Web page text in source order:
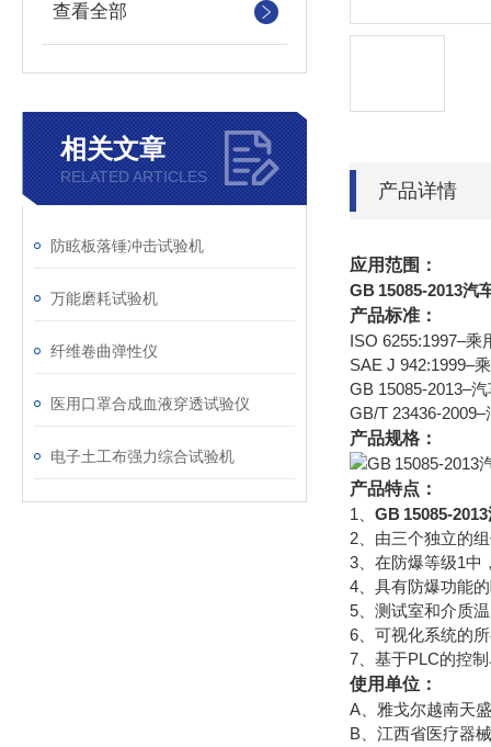
查看全部
相关文章
RELATED ARTICLES
防眩板落锤冲击试验机
万能磨耗试验机
纤维卷曲弹性仪
医用口罩合成血液穿透试验仪
电子土工布强力综合试验机
产品详情
应用范围：
GB 15085‑2013汽
产品标准：
ISO 6255:1997–
SAE J 942:1999–
GB 15085‑2013–
GB/T
产品规格：
产品特点：
1、 GB
2、由三个独立的
3、在防爆等级1中
4、具有防爆功能
5、测试室和介质
6、可视化系统的
7、基于PLC的控
使用单位：
A、雅戈尔越南天
B、江西省医疗器